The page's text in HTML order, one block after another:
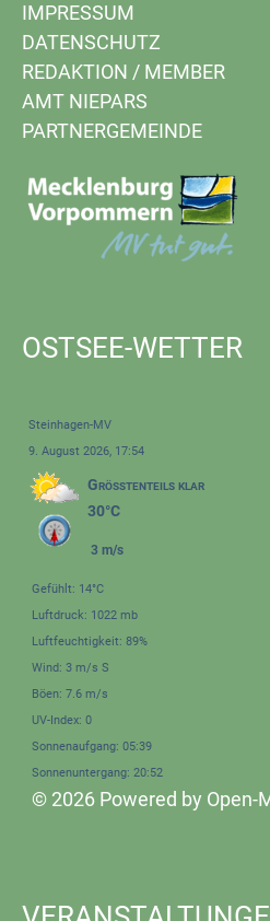
IMPRESSUM
DATENSCHUTZ
REDAKTION / MEMBER
AMT NIEPARS
PARTNERGEMEINDE
OSTSEE-WETTER
Steinhagen-MV
9. August 2026, 17:54
Größtenteils klar
30°C
3 m/s
Gefühlt: 14°C
Luftdruck: 1022 mb
Luftfeuchtigkeit: 89%
Wind: 3 m/s S
Böen: 7.6 m/s
UV-Index: 0
Sonnenaufgang: 05:39
Sonnenuntergang: 20:52
© 2026 Powered by Open-